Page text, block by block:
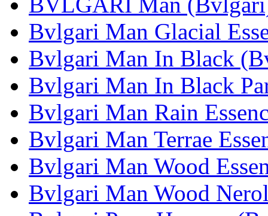
Bvlgari Man Glacial
Bvlgari Man In Black
Bvlgari Man In Black
Bvlgari Man Rain
Bvlgari Man Terrae
Bvlgari Man Wood
Bvlgari Man Wood